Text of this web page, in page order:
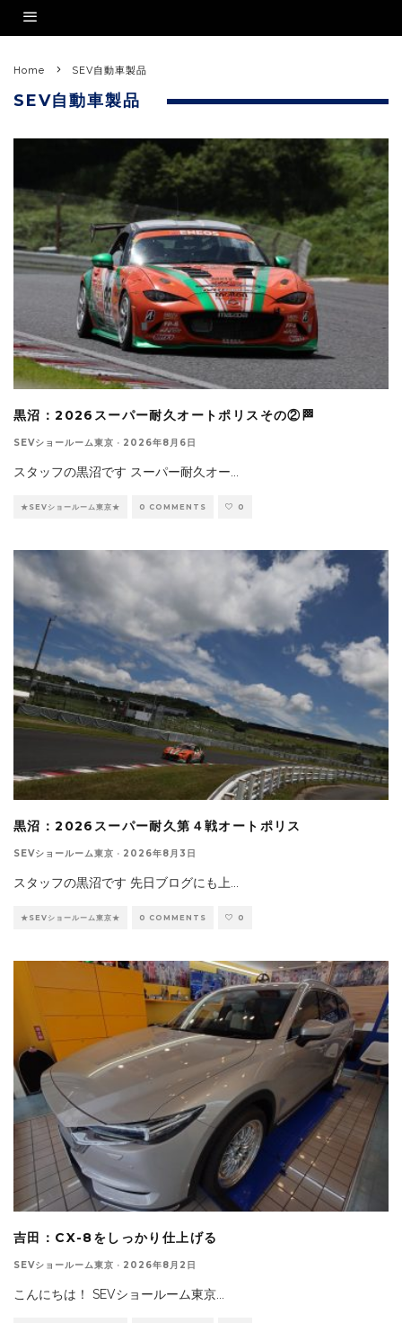
Home SEV自動車製品
SEV自動車製品
黒沼：2026スーパー耐久オートポリスその②🏁
SEVショールーム東京 · 2026年8月6日
スタッフの黒沼です スーパー耐久オー
★SEVショールーム東京★ 0 COMMENTS 0
黒沼：2026スーパー耐久第４戦オートポリス
SEVショールーム東京 · 2026年8月3日
スタッフの黒沼です 先日ブログにも上...
★SEVショールーム東京★ 0 COMMENTS 0
吉田：CX-8をしっかり仕上げる
SEVショールーム東京 · 2026年8月2日
こんにちは！ SEVショールーム東京